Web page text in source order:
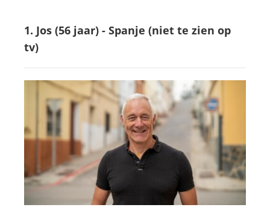
1. Jos (56 jaar) - Spanje (niet te zien op
tv)